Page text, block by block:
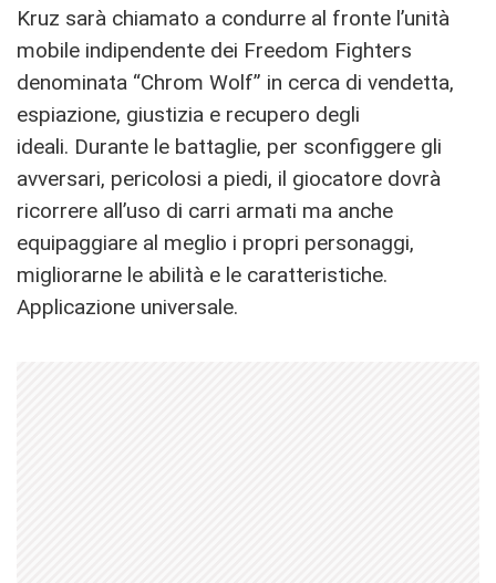
Kruz sarà chiamato a condurre al fronte l’unità
mobile indipendente dei Freedom Fighters
denominata “Chrom Wolf” in cerca di vendetta,
espiazione, giustizia e recupero degli
ideali. Durante le battaglie, per sconfiggere gli
avversari, pericolosi a piedi, il giocatore dovrà
ricorrere all’uso di carri armati ma anche
equipaggiare al meglio i propri personaggi,
migliorarne le abilità e le caratteristiche.
Applicazione universale.